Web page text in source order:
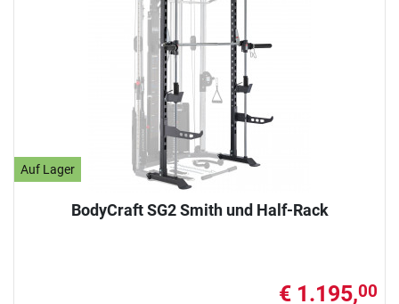
Auf Lager
BodyCraft SG2 Smith und Half-Rack
€ 1.195,00